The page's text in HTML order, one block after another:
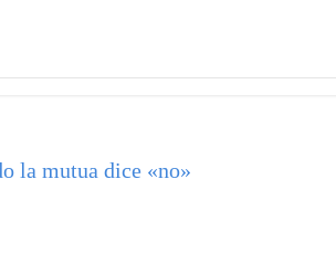
la mutua dice «no»